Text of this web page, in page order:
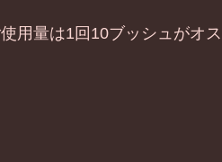
用量は1回10ブッシュがオ